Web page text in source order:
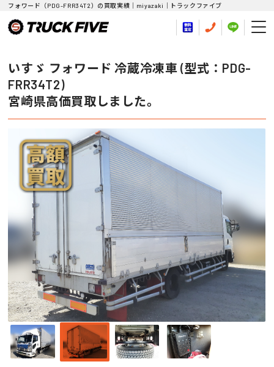
フォワード（PDG-FRR34T2）の買取実績｜miyazaki｜トラックファイブ
いすゞ フォワード 冷蔵冷凍車 (型式：PDG-
FRR34T2)
宮崎県高価買取しました。